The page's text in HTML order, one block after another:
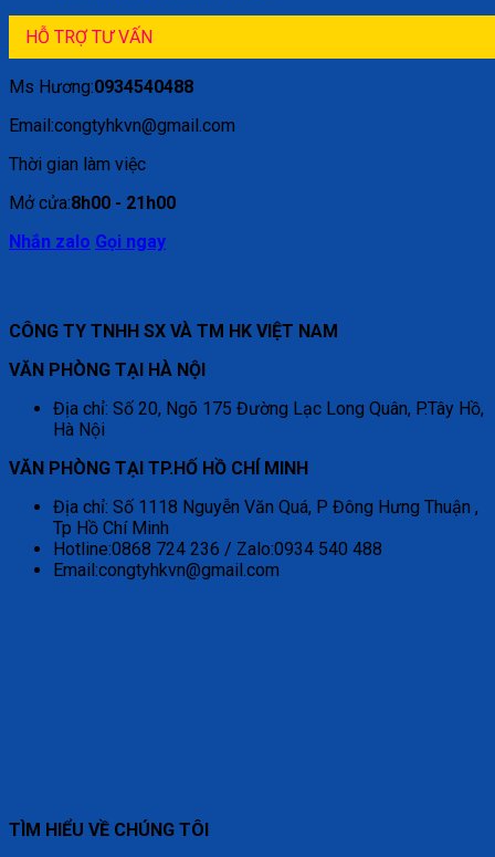
HỖ TRỢ TƯ VẤN
Ms Hương:0934540488
Email:congtyhkvn@gmail.com
Thời gian làm việc
Mở cửa:8h00 - 21h00
Nhắn zalo Gọi ngay
CÔNG TY TNHH SX VÀ TM HK VIỆT NAM
VĂN PHÒNG TẠI HÀ NỘI
Địa chỉ: Số 20, Ngõ 175 Đường Lạc Long Quân, P.Tây Hồ,
Hà Nội
VĂN PHÒNG TẠI TP.HỐ HỒ CHÍ MINH
Địa chỉ: Số 1118 Nguyễn Văn Quá, P Đông Hưng Thuận ,
Tp Hồ Chí Minh
Hotline:0868 724 236 / Zalo:0934 540 488
Email:congtyhkvn@gmail.com
TÌM HIỂU VỀ CHÚNG TÔI